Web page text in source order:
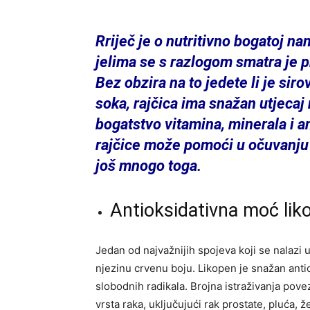
Rriječ je o nutritivno bogatoj
jelima se s razlogom smatra je
Bez obzira na to jedete li je
soka, rajčica ima snažan
bogatstvo vitamina, minerala i
rajčice može pomoći u
još mnogo toga.
Antioksidativna moć
Jedan od najvažnijih spojeva koji se nalazi
njezinu crvenu boju. Likopen je snažan
slobodnih radikala. Brojna istraživanja
vrsta raka, uključujući rak prostate, pluća,